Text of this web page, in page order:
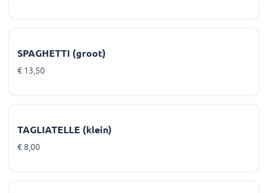
SPAGHETTI (groot)
€ 13,50
TAGLIATELLE (klein)
€ 8,00